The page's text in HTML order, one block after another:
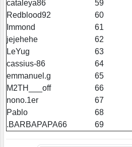
cataleya86
59
Redblood92
60
Immond
61
jejehehe
62
LeYug
63
cassius-86
64
emmanuel.g
65
M2TH___off
66
nono.1er
67
Pablo
68
.BARBAPAPA66
69